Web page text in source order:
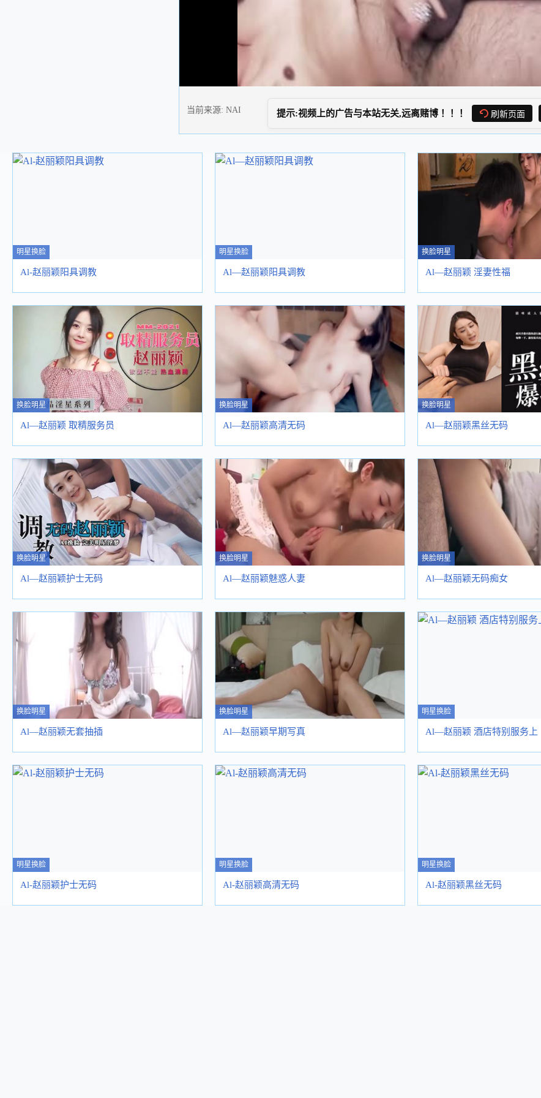
当前来源: NAI 提示:视频上的广告与本站无关,远离赌博！！！ 刷新页面
明星换脸
Al-赵丽颖阳具调教
明星换脸
Al—赵丽颖阳具调教
换脸明星
Al—赵丽颖 淫妻性福
换脸明星
Al—赵丽颖 取精服务员
换脸明星
Al—赵丽颖高清无码
换脸明星
Al—赵丽颖黑丝无码
换脸明星
Al—赵丽颖护士无码
换脸明星
Al—赵丽颖魅惑人妻
换脸明星
Al—赵丽颖无码痴女
换脸明星
Al—赵丽颖无套抽插
换脸明星
Al—赵丽颖早期写真
明星换脸
Al—赵丽颖 酒店特别服务上
明星换脸
Al-赵丽颖护士无码
明星换脸
Al-赵丽颖高清无码
明星换脸
Al-赵丽颖黑丝无码